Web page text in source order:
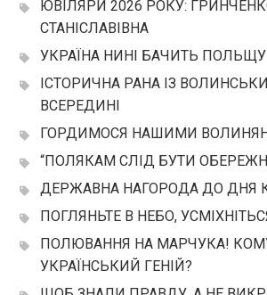
ЮВІЛЯРИ 2026 РОКУ:
СТАНІСЛАВІВНА
УКРАЇНА НИНІ БАЧИТЬ ПОЛЬЩУ
ІСТОРИЧНА РАНА ІЗ
ВСЕРЕДИНІ
ГОРДИМОСЯ НАШИМИ
“ПОЛЯКАМ СЛІД БУТИ
ДЕРЖАВНА НАГОРОДА ДО ДНЯ
ПОГЛЯНЬТЕ В НЕБО,
ПОЛЮВАННЯ НА МАРЧУКА!
УКРАЇНСЬКИЙ ГЕНІЙ?